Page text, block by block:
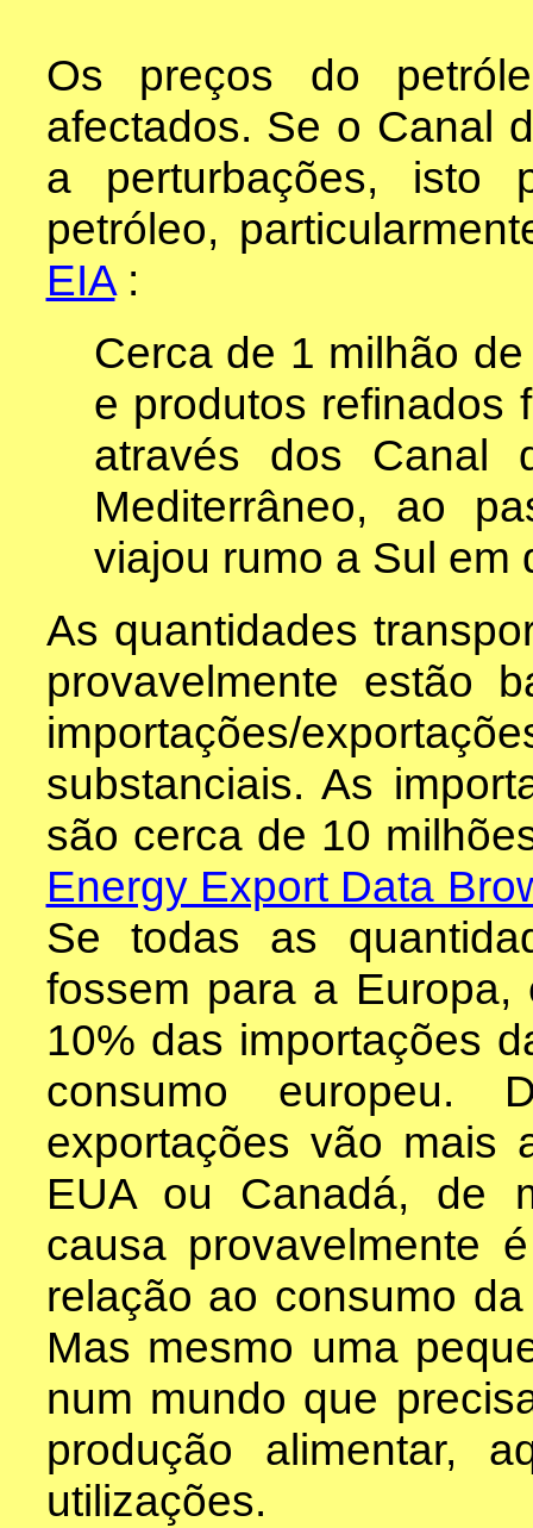
Os preços do
afectados. Se o Canal
a perturbações, isto
petróleo,
EIA:
Cerca de 1 milhão
e produtos refinados
através dos Canal
Mediterrâneo, ao
viajou rumo a Sul em
As quantidades
provavelmente estão
importações/
substanciais. As
são cerca de 10
Energy Export Data
Se todas as
fossem para a Europa,
10% das importações
consumo europeu.
exportações vão mais
EUA ou Canadá, de
causa provavelmente
relação ao consumo
Mas mesmo uma
num mundo que
produção alimentar,
utilizações.